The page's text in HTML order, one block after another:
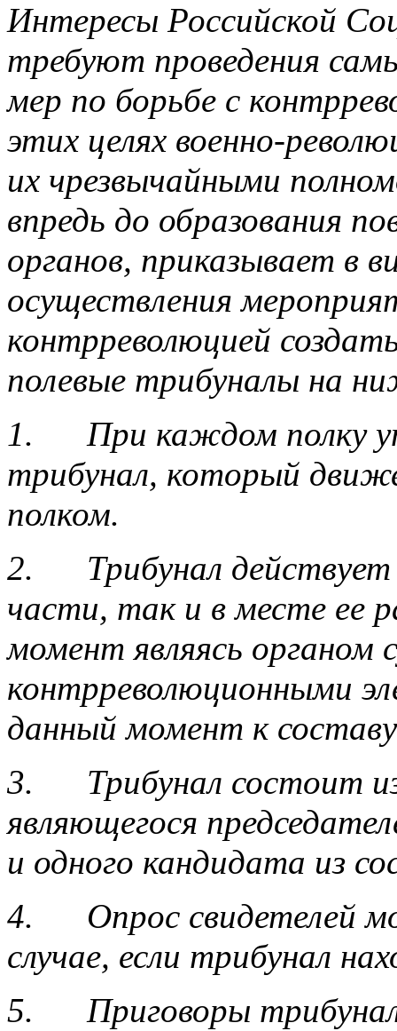
Интересы Российской
требуют проведения
мер по борьбе с
этих целях военно-
их чрезвычайными
впредь до образования
органов, приказывает в
осуществления
контрреволюцией
полевые трибуналы на
1. При каждом полку
трибунал, который
полком.
2. Трибунал действует
части, так и в месте ее
момент являясь органом
контрреволюционными
данный момент к
3. Трибунал состоит
являющегося
и одного кандидата из
4. Опрос свидетелей
случае, если трибунал
5. Приговоры